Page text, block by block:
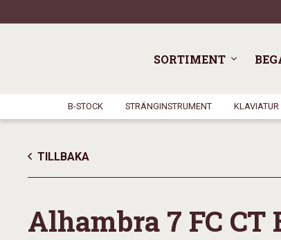
SORTIMENT
B-STOCK STRÄNGINSTRUMENT KLAVIATUR
TILLBAKA
Alhambra 7 FC CT